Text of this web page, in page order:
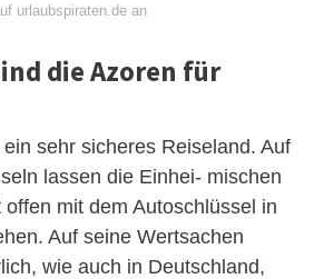
urlaubspiraten.de an
die Azoren für
sehr sicheres Reiseland. Auf
lassen die Einhei- mischen
offen mit dem Autoschlüssel in
Auf seine Wertsachen
wie auch in Deutschland,